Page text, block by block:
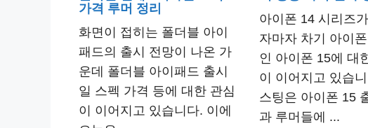
가격 루머 정리
화면이 접히는 폴더블 아이
패드의 출시 전망이 나온 가
운데 폴더블 아이패드 출시
일 스펙 가격 등에 대한 관심
이 이어지고 있습니다. 이에
아이폰 14 시리즈
자마자 차기 아이
인 아이폰 15에 대
이 이어지고 있습
스팅은 아이폰 15
과 루머들에 ...